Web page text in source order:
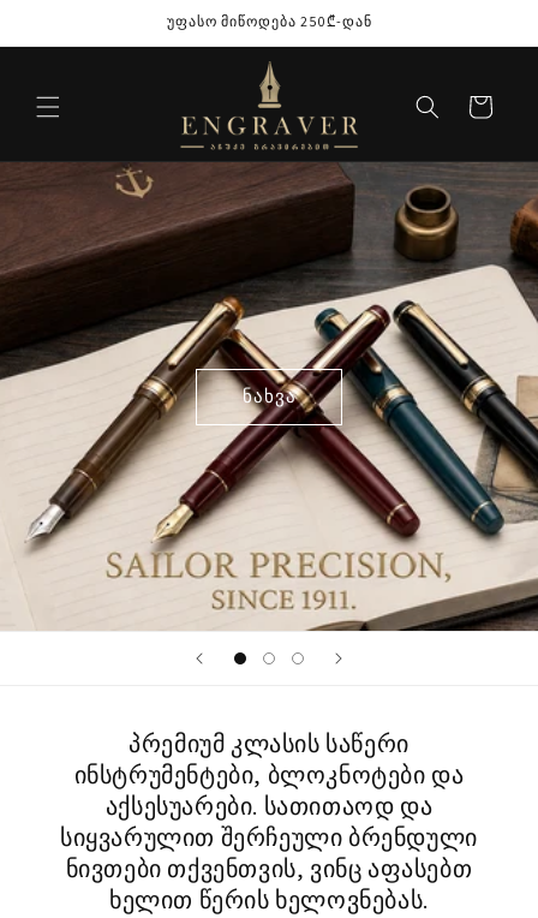
უფასო მიწოდება 250₾-დან
კალათა
ნახვა
პრემიუმ კლასის საწერი
ინსტრუმენტები, ბლოკნოტები და
აქსესუარები. სათითაოდ და
სიყვარულით შერჩეული ბრენდული
ნივთები თქვენთვის, ვინც აფასებთ
ხელით წერის ხელოვნებას.